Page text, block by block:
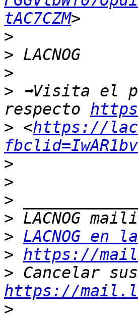
tAC7CZM
>
>
>
> ➡Visita el
respecto
> <https://
>
>
>
>
> LACNOG en
> https://
>
https://
>